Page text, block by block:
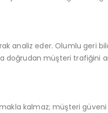
analiz eder. Olumlu geri
doğrudan müşteri trafiğini
kalmaz; müşteri güveni